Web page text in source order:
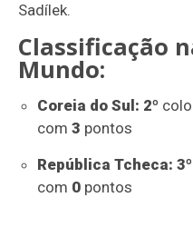
Sadílek.
Classificação
Mundo:
Coreia do Sul: 2º
com 3 pontos
República Tcheca: 3º
com 0pontos